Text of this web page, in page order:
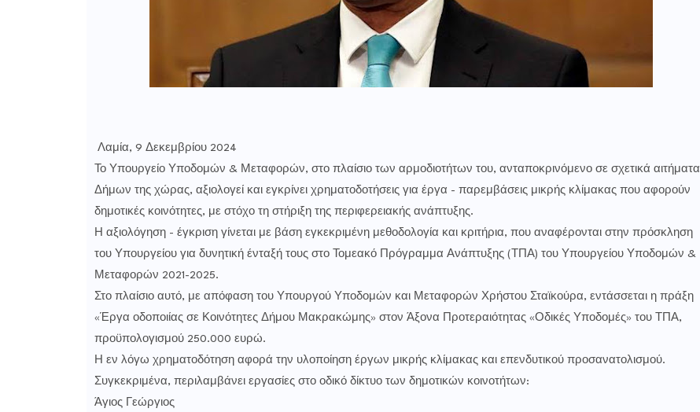
Λαμία, 9 Δεκεμβρίου 2024
Το Υπουργείο Υποδομών & Μεταφορών, στο πλαίσιο των αρμοδιοτήτων του, ανταποκρινόμενο σε σχετικά αιτήματα
Δήμων της χώρας, αξιολογεί και εγκρίνει χρηματοδοτήσεις για έργα - παρεμβάσεις μικρής κλίμακας που αφορούν
δημοτικές κοινότητες, με στόχο τη στήριξη της περιφερειακής ανάπτυξης.
Η αξιολόγηση - έγκριση γίνεται με βάση εγκεκριμένη μεθοδολογία και κριτήρια, που αναφέρονται στην πρόσκληση
του Υπουργείου για δυνητική ένταξή τους στο Τομεακό Πρόγραμμα Ανάπτυξης (ΤΠΑ) του Υπουργείου Υποδομών &
Μεταφορών 2021-2025.
Στο πλαίσιο αυτό, με απόφαση του Υπουργού Υποδομών και Μεταφορών Χρήστου Σταϊκούρα, εντάσσεται η πράξη
«Έργα οδοποιίας σε Κοινότητες Δήμου Μακρακώμης» στον Άξονα Προτεραιότητας «Οδικές Υποδομές» του ΤΠΑ,
προϋπολογισμού 250.000 ευρώ.
Η εν λόγω χρηματοδότηση αφορά την υλοποίηση έργων μικρής κλίμακας και επενδυτικού προσανατολισμού.
Συγκεκριμένα, περιλαμβάνει εργασίες στο οδικό δίκτυο των δημοτικών κοινοτήτων:
Άγιος Γεώργιος